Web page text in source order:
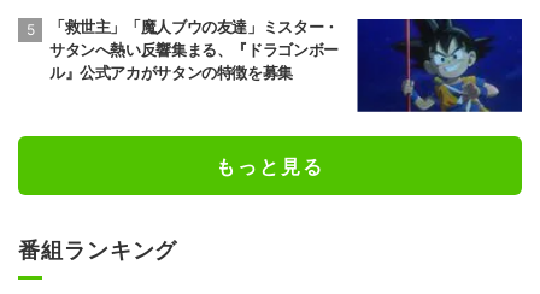
「救世主」「魔人ブウの友達」ミスター・
サタンへ熱い反響集まる、『ドラゴンボー
ル』公式アカがサタンの特徴を募集
もっと見る
番組ランキング